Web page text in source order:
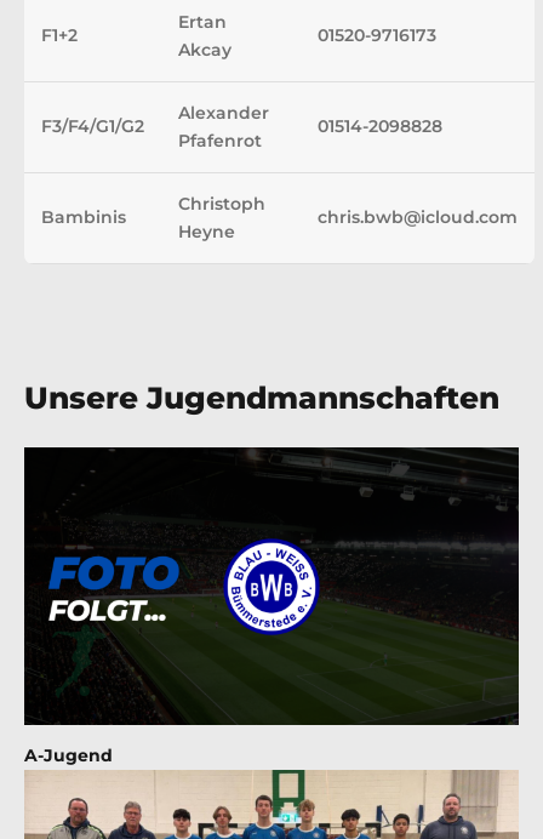
F1+2
Ertan
Akcay
01520-9716173
F3/F4/G1/G2
Alexander
Pfafenrot
01514-2098828
Bambinis
Christoph
Heyne
chris.bwb@icloud.com
Unsere Jugendmannschaften
A-Jugend